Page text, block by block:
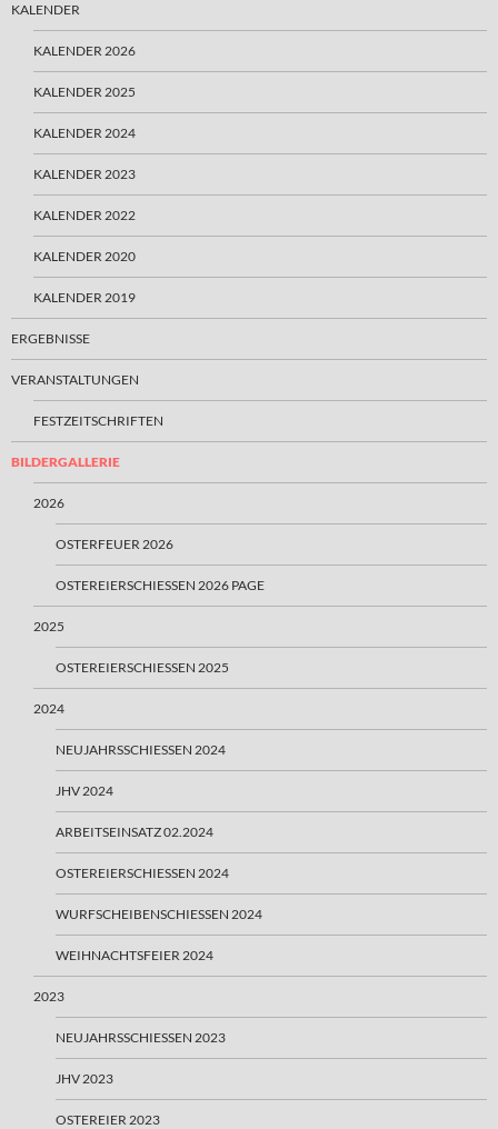
KALENDER
KALENDER 2026
KALENDER 2025
KALENDER 2024
KALENDER 2023
KALENDER 2022
KALENDER 2020
KALENDER 2019
ERGEBNISSE
VERANSTALTUNGEN
FESTZEITSCHRIFTEN
BILDERGALLERIE
2026
OSTERFEUER 2026
OSTEREIERSCHIESSEN 2026 PAGE
2025
OSTEREIERSCHIESSEN 2025
2024
NEUJAHRSSCHIESSEN 2024
JHV 2024
ARBEITSEINSATZ 02.2024
OSTEREIERSCHIESSEN 2024
WURFSCHEIBENSCHIESSEN 2024
WEIHNACHTSFEIER 2024
2023
NEUJAHRSSCHIESSEN 2023
JHV 2023
OSTEREIER 2023